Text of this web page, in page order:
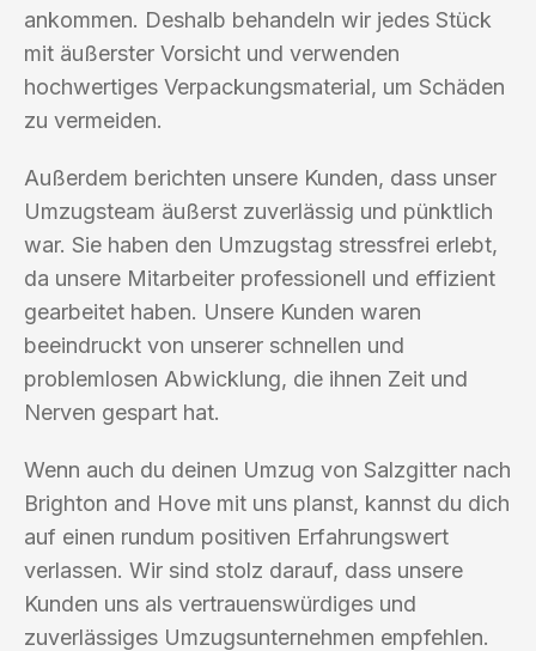
ankommen. Deshalb behandeln wir jedes Stück
mit äußerster Vorsicht und verwenden
hochwertiges Verpackungsmaterial, um Schäden
zu vermeiden.
Außerdem berichten unsere Kunden, dass unser
Umzugsteam äußerst zuverlässig und pünktlich
war. Sie haben den Umzugstag stressfrei erlebt,
da unsere Mitarbeiter professionell und effizient
gearbeitet haben. Unsere Kunden waren
beeindruckt von unserer schnellen und
problemlosen Abwicklung, die ihnen Zeit und
Nerven gespart hat.
Wenn auch du deinen Umzug von Salzgitter nach
Brighton and Hove mit uns planst, kannst du dich
auf einen rundum positiven Erfahrungswert
verlassen. Wir sind stolz darauf, dass unsere
Kunden uns als vertrauenswürdiges und
zuverlässiges Umzugsunternehmen empfehlen.